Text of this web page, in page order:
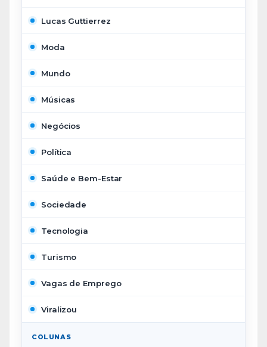
Lucas Guttierrez
Moda
Mundo
Músicas
Negócios
Política
Saúde e Bem-Estar
Sociedade
Tecnologia
Turismo
Vagas de Emprego
Viralizou
COLUNAS